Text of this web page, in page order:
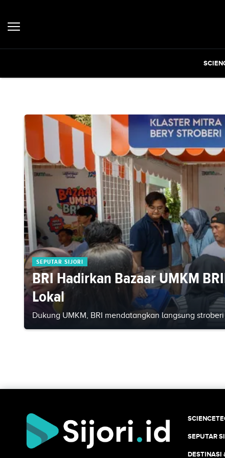
SEPUTAR SIJORI
BRI Hadirkan Bazaar UMKM
Lokal
Dukung UMKM, BRI mendatangkan langsung
SEPUTAR
DESTINASI